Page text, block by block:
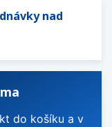
nad
do košíku a v